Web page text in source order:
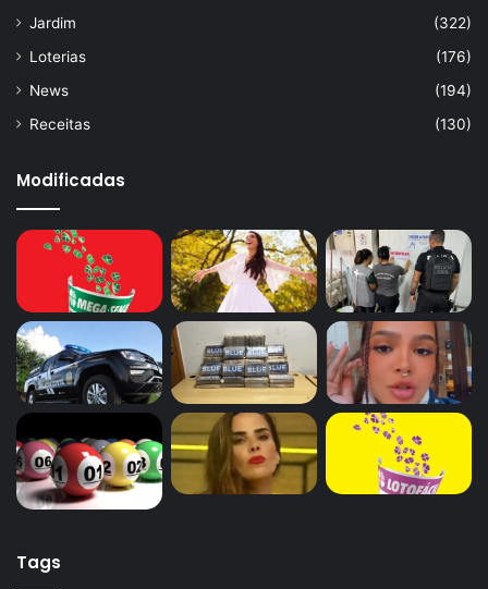
Jardim
(322)
Loterias
(176)
News
(194)
Receitas
(130)
Modificadas
Tags